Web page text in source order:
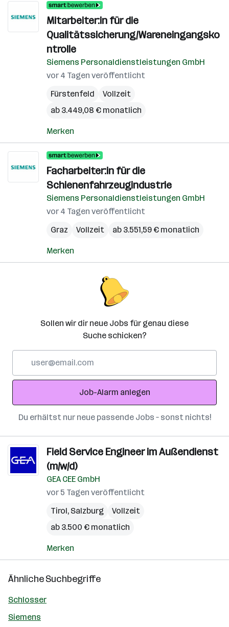
Mitarbeiter:in für die
Qualitätssicherung/Wareneingangsko
ntrolle
Siemens Personaldienstleistungen GmbH
vor 4 Tagen veröffentlicht
Fürstenfeld
Vollzeit
ab 3.449,08 € monatlich
Merken
Facharbeiter:in für die
Schienenfahrzeugindustrie
Siemens Personaldienstleistungen GmbH
vor 4 Tagen veröffentlicht
Graz
Vollzeit ab 3.551,59 € monatlich
Merken
Sollen wir dir neue Jobs für genau diese
Suche schicken?
Adresse
Job-Alarm anlegen
Du erhältst nur neue passende Jobs – sonst nichts!
Field Service Engineer im Außendienst
(m/w/d)
GEA CEE GmbH
vor 5 Tagen veröffentlicht
Tirol, Salzburg
Vollzeit
ab 3.500 € monatlich
Merken
Ähnliche Suchbegriffe
Schlosser
Siemens